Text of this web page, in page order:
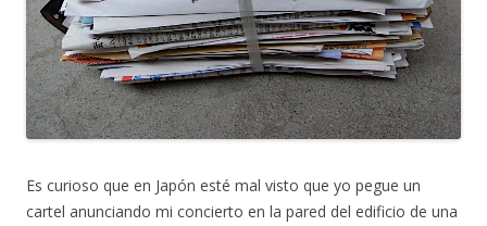
Es curioso que en Japón esté mal visto que yo pegue un
cartel anunciando mi concierto en la pared del edificio de una